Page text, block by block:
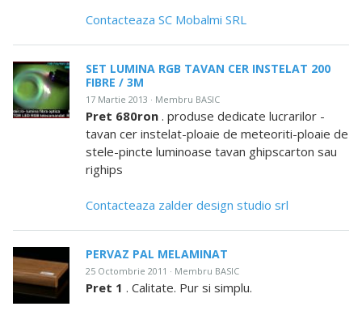
Contacteaza SC Mobalmi SRL
SET LUMINA RGB TAVAN CER INSTELAT 200
FIBRE / 3M
17 Martie 2013 · Membru BASIC
Pret 680ron . produse dedicate lucrarilor -
tavan cer instelat-ploaie de meteoriti-ploaie de
stele-pincte luminoase tavan ghipscarton sau
righips
Contacteaza zalder design studio srl
PERVAZ PAL MELAMINAT
25 Octombrie 2011 · Membru BASIC
Pret 1 . Calitate. Pur si simplu.